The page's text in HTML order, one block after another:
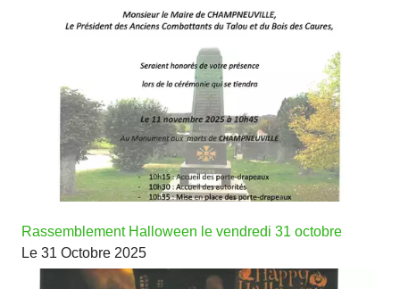
Rassemblement Halloween le vendredi 31 octobre
Le 31 Octobre 2025